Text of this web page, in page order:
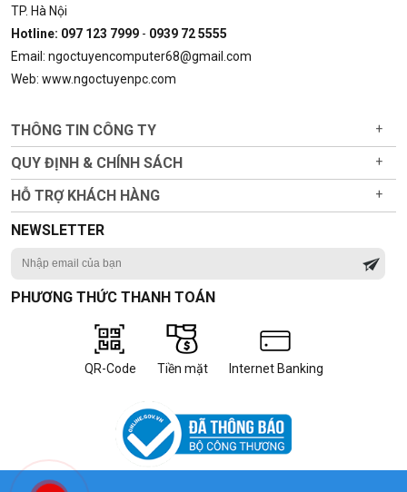
TP. Hà Nội
Hotline: 097 123 7999 - 0939 72 5555
Email: ngoctuyencomputer68@gmail.com
Web: www.ngoctuyenpc.com
THÔNG TIN CÔNG TY +
QUY ĐỊNH & CHÍNH SÁCH +
HỖ TRỢ KHÁCH HÀNG +
NEWSLETTER
PHƯƠNG THỨC THANH TOÁN
QR-Code Tiền mặt Internet Banking